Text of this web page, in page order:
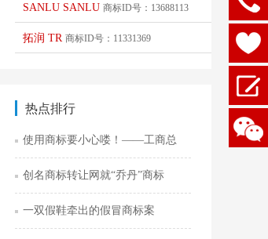
SANLU SANLU 商标ID号：13688113
拓润 TR 商标ID号：11331369
热点排行
使用商标要小心喽！——工商总
创名商标转让网就“乔丹”商标
一双假鞋牵出的假冒商标案